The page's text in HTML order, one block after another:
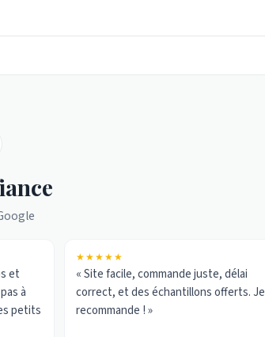
et
à
petits
★★★★★
« Site facile, commande juste, délai
correct, et des échantillons offerts. Je
recommande ! »